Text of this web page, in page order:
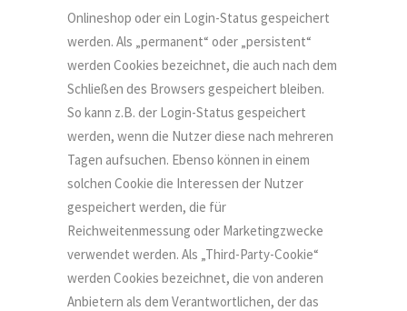
Onlineshop oder ein Login-Status gespeichert
werden. Als „permanent“ oder „persistent“
werden Cookies bezeichnet, die auch nach dem
Schließen des Browsers gespeichert bleiben.
So kann z.B. der Login-Status gespeichert
werden, wenn die Nutzer diese nach mehreren
Tagen aufsuchen. Ebenso können in einem
solchen Cookie die Interessen der Nutzer
gespeichert werden, die für
Reichweitenmessung oder Marketingzwecke
verwendet werden. Als „Third-Party-Cookie“
werden Cookies bezeichnet, die von anderen
Anbietern als dem Verantwortlichen, der das